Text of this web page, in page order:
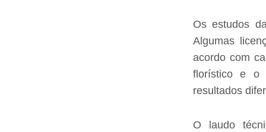
Os estudos
Algumas
acordo com
florístico e o
resultados
O laudo